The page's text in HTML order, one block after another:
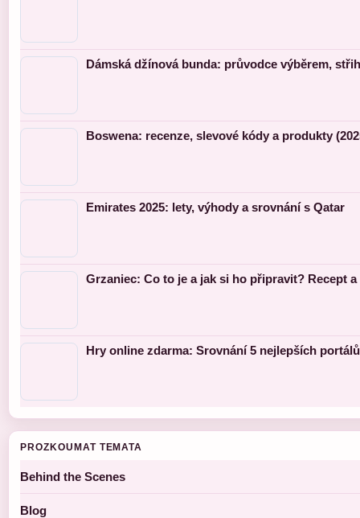
Dámská džínová bunda: průvodce výběrem,
Boswena: recenze, slevové kódy a produkty
Emirates 2025: lety, výhody a srovnání s Qatar
Grzaniec: Co to je a jak si ho připravit? Recept
Hry online zdarma: Srovnání 5 nejlepších portálů
PROZKOUMAT TEMATA
Behind the Scenes
Blog